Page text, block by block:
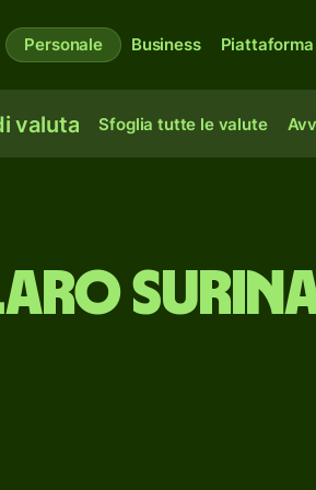
Personale Business Piattaforma
valuta Sfoglia tutte le valute